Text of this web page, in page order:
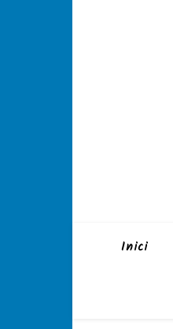
Inici